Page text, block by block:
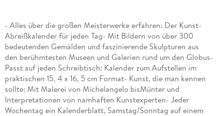
- Alles über die großen Meisterwerke erfahren: Der Kunst-
Abreißkalender für jeden Tag- Mit Bildern von über 300
bedeutenden Gemälden und faszinierende Skulpturen aus
den berühmtesten Museen und Galerien rund um den Globus-
Passt auf jeden Schreibtisch: Kalender zum Aufstellen im
praktischen 15, 4 x 16, 5 cm Format- Kunst, die man kennen
sollte: Mit Malerei von Michelangelo bisMünter und
Interpretationen von namhaften Kunstexperten- Jeder
Wochentag ein Kalenderblatt, Samstag/Sonntag auf einem